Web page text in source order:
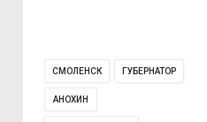
СМОЛЕНСК ГУБЕРНАТОР
АНОХИН